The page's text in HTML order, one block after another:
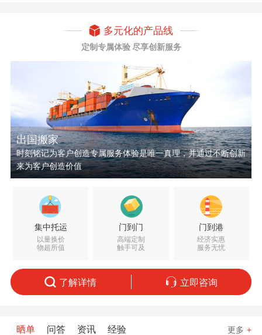
多元化的产品线
定制专属体验 尽享创新服务
出国搬家
时刻铭记为客户创造专属服务体验是唯一真理，并通过不断创新
来为客户创造价值
集中托运
以量换价
物超所值
门到门
高端定制
触手可及
门到港
经济实惠
服务无忧
了解详情 立即咨询
晒单 问答 资讯 经验 更多 +